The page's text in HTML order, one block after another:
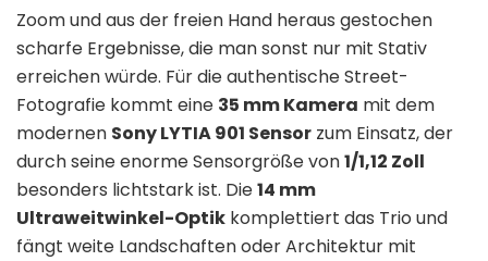
Zoom und aus der freien Hand heraus gestochen
scharfe Ergebnisse, die man sonst nur mit Stativ
erreichen würde. Für die authentische Street-
Fotografie kommt eine 35 mm Kamera mit dem
modernen Sony LYTIA 901 Sensor zum Einsatz, der
durch seine enorme Sensorgröße von1/1,12 Zoll
besonders lichtstark ist. Die14 mm
Ultraweitwinkel-Optik komplettiert das Trio und
fängt weite Landschaften oder Architektur mit